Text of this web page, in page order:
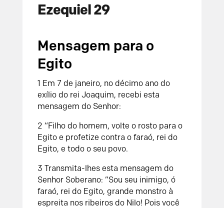
Ezequiel 29
Mensagem para o
Egito
1 Em 7 de janeiro, no décimo ano do
exílio do rei Joaquim, recebi esta
mensagem do Senhor:
2 “Filho do homem, volte o rosto para o
Egito e profetize contra o faraó, rei do
Egito, e todo o seu povo.
3 Transmita-lhes esta mensagem do
Senhor Soberano: “Sou seu inimigo, ó
faraó, rei do Egito, grande monstro à
espreita nos ribeiros do Nilo! Pois você